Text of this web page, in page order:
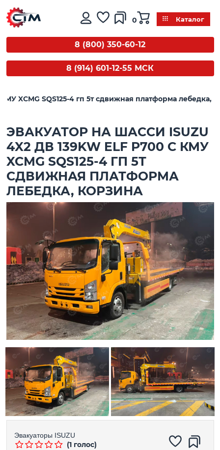
0 Каталог
8 (800) 350-60-12
8 (914) 601-12-55 МСК
XCMG SQS125-4 гп 5т сдвижная платформа лебедка,
ЭВАКУАТОР НА ШАССИ ISUZU
4X2 ДВ 139KW ELF P700 С КМУ
XCMG SQS125-4 ГП 5Т
СДВИЖНАЯ ПЛАТФОРМА
ЛЕБЕДКА, КОРЗИНА
Эвакуаторы ISUZU
(1 голос)